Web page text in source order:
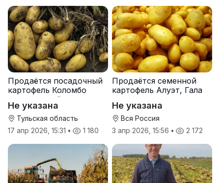
Продаётся посадочный
картофель Коломбо
оптом от трёх тонн
Не указана
Тульская область
17 апр 2026, 15:31 • 1 180
Продаётся семенной
картофель Алуэт, Гала
Не указана
Вся Россия
3 апр 2026, 15:56 • 2 172